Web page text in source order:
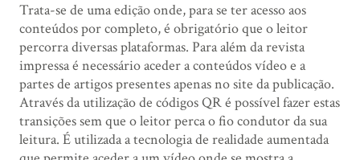
Trata-se de uma edição onde, para se ter acesso aos
conteúdos por completo, é obrigatório que o leitor
percorra diversas plataformas. Para além da revista
impressa é necessário aceder a conteúdos vídeo e a
partes de artigos presentes apenas no site da publicação.
Através da utilização de códigos QR é possível fazer estas
transições sem que o leitor perca o fio condutor da sua
leitura. É utilizada a tecnologia de realidade aumentada